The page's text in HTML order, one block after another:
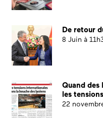
De retour
8 Juin à
Quand des
les
22